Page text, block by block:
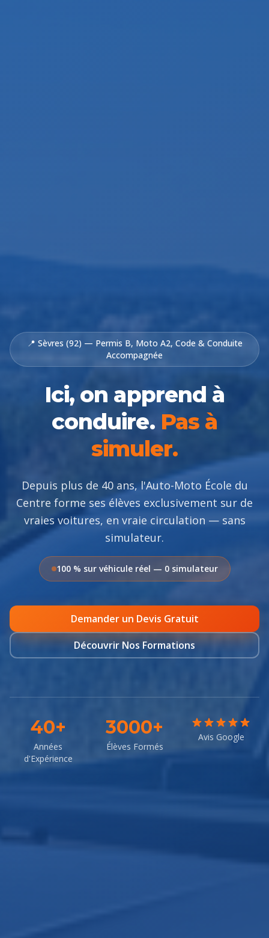
📍 Sèvres (92) — Permis B, Moto A2, Code & Conduite
Accompagnée
Ici, on apprend à
conduire. Pas à
simuler.
Depuis plus de 40 ans, l'Auto-Moto École du
Centre forme ses élèves exclusivement sur de
vraies voitures, en vraie circulation — sans
simulateur.
100 % sur véhicule réel — 0 simulateur
Demander un Devis Gratuit
Découvrir Nos Formations
40+
Années
d'Expérience
3000+
Élèves Formés
Avis Google